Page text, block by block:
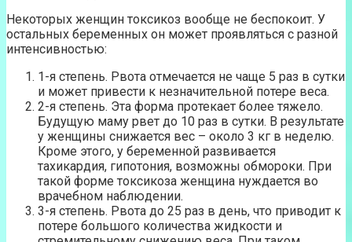
Некоторых женщин токсикоз вообще не беспокоит. У
остальных беременных он может проявляться с разной
интенсивностью:
1-я степень. Рвота отмечается не чаще 5 раз в сутки
и может привести к незначительной потере веса.
2-я степень. Эта форма протекает более тяжело.
Будущую маму рвет до 10 раз в сутки. В результате
у женщины снижается вес – около 3 кг в неделю.
Кроме этого, у беременной развивается
тахикардия, гипотония, возможны обмороки. При
такой форме токсикоза женщина нуждается во
врачебном наблюдении.
3-я степень. Рвота до 25 раз в день, что приводит к
потере большого количества жидкости и